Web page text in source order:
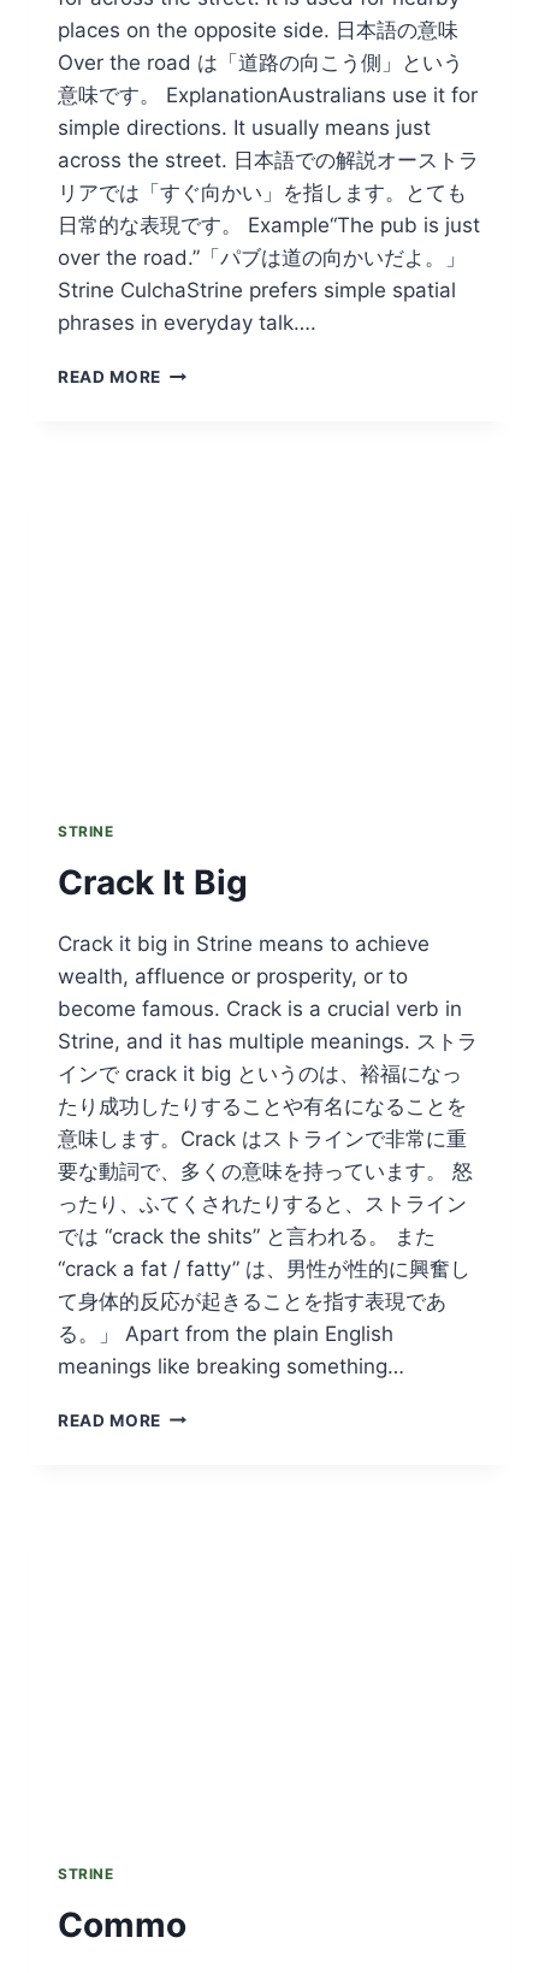
places on the opposite side. 日本語の意味
Over the road は「道路の向こう側」という
意味です。 ExplanationAustralians use it for
simple directions. It usually means just
across the street. 日本語での解説オーストラ
リアでは「すぐ向かい」を指します。とても
日常的な表現です。 Example“The pub is just
over the road.”「パブは道の向かいだよ。」
Strine CulchaStrine prefers simple spatial
phrases in everyday talk….
READ MORE OVER
STRINE
Crack It Big
Crack it big in Strine means to achieve
wealth, affluence or prosperity, or to
become famous. Crack is a crucial verb in
Strine, and it has multiple meanings. ストラ
インで crack it big というのは、裕福になっ
たり成功したりすることや有名になることを
意味します。Crack はストラインで非常に重
要な動詞で、多くの意味を持っています。 怒
ったり、ふてくされたりすると、ストライン
では “crack the shits” と言われる。 また
“crack a fat / fatty” は、男性が性的に興奮し
て身体的反応が起きることを指す表現であ
る。」 Apart from the plain English
meanings like breaking something…
READ MORE CRACK
STRINE
Commo